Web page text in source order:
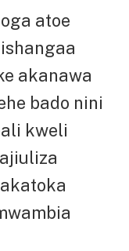
atoe
akanawa
bado nini
kweli